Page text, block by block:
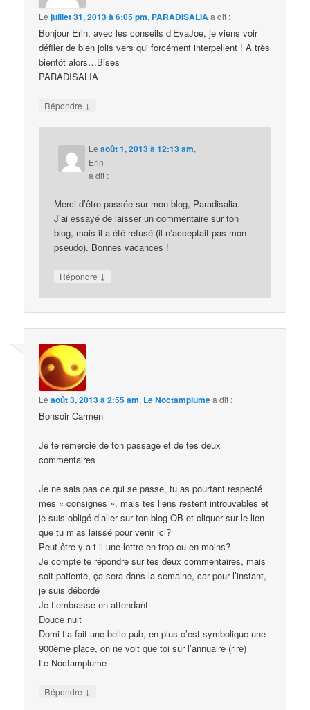
Lejuillet 31, 2013 à 6:05 pm, PARADISALIA a dit :
Bonjour Erin, avec les conseils d’EvaJoe, je viens voir
défiler de bien jolis vers qui forcément interpellent ! A très
bientôt alors…Bises
PARADISALIA
Répondre ↓
Leaoût 1, 2013 à 12:13 am,
Erin
a dit :
Merci d’être passée sur mon blog, Paradisalia.
J’ai essayé de laisser un commentaire sur ton
blog, mais il a été refusé (il n’acceptait pas mon
pseudo). Bonnes vacances !
Répondre ↓
Leaoût 3, 2013 à 2:55 am, Le Noctamplumea dit :
Bonsoir Carmen
Je te remercie de ton passage et de tes deux
commentaires
Je ne sais pas ce qui se passe, tu as pourtant respecté
mes « consignes », mais tes liens restent introuvables et
je suis obligé d’aller sur ton blog OB et cliquer sur le lien
que tu m’as laissé pour venir ici?
Peut-être y a t-il une lettre en trop ou en moins?
Je compte te répondre sur tes deux commentaires, mais
soit patiente, ça sera dans la semaine, car pour l’instant,
je suis débordé
Je t’embrasse en attendant
Douce nuit
Domi t’a fait une belle pub, en plus c’est symbolique une
900ème place, on ne voit que toi sur l’annuaire (rire)
Le Noctamplume
Répondre ↓